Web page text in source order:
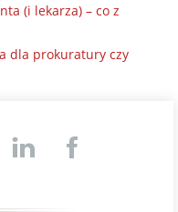
(i lekarza) – co z
dla prokuratury czy